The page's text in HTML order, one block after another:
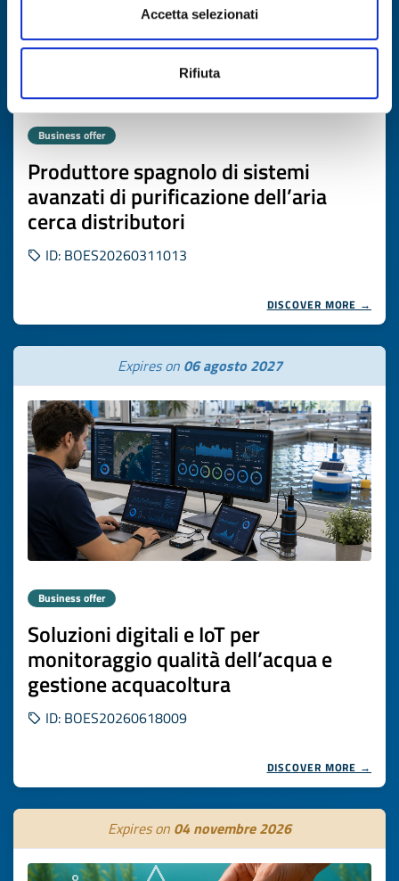
Accetta selezionati
Rifiuta
Business offer
Produttore spagnolo di sistemi
avanzati di purificazione dell’aria
cerca distributori
ID: BOES20260311013
DISCOVER MORE →
Expires on 06 agosto 2027
Business offer
Soluzioni digitali e IoT per
monitoraggio qualità dell’acqua e
gestione acquacoltura
ID: BOES20260618009
DISCOVER MORE →
Expires on 04 novembre 2026